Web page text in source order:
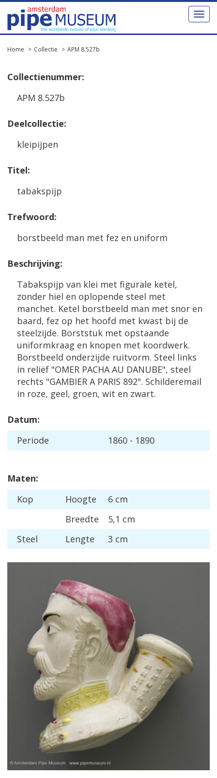
Toggle
Home Collectie APM 8.527b
Collectienummer:
APM 8.527b
Deelcollectie:
kleipijpen
Titel:
tabakspijp
Trefwoord:
borstbeeld man met fez en uniform
Beschrijving:
Tabakspijp van klei met figurale ketel,
zonder hiel en oplopende steel met
manchet. Ketel borstbeeld man met snor en
baard, fez op het hoofd met kwast bij de
steelzijde. Borststuk met opstaande
uniformkraag en knopen met koordwerk.
Borstbeeld onderzijde ruitvorm. Steel links
in reliëf "OMER PACHA AU DANUBE", steel
rechts "GAMBIER A PARIS 892". Schilderemail
in roze, geel, groen, wit en zwart.
Datum:
Periode
1860 - 1890
Maten:
Kop
Hoogte
6 cm
Breedte
5,1 cm
Steel
Lengte 3 cm